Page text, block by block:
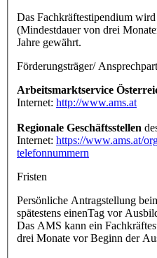
Das Fachkräftestipendium
(Mindestdauer von drei
Jahre gewährt.
Förderungsträger/
Arbeitsmarktservice
Internet: http://www.ams.at
Regionale Geschäftsstellen
Internet: https://www.ams.at/
telefonnummern
Fristen
Persönliche Antragstellung
spätestens einenTag vor
Das AMS kann ein
drei Monate vor Beginn der